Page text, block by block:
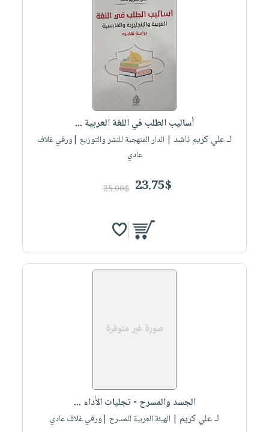
أساليب الطلب في اللغة العربية ...
لـ علي كريم ناشد | الدار المنهجية للنشر والتوزيع |ورقي غلاف
عادي
23.75$
25.00$
الجسد والمسرح - تجليات الأداء ...
لـ علي كريم | الهيئة العربية للمسرح |ورقي غلاف عادي